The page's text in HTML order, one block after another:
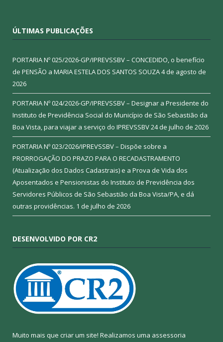
ÚLTIMAS PUBLICAÇÕES
PORTARIA Nº 025/2026-GP/IPREVSSBV – CONCEDIDO, o benefício
de PENSÃO a MARIA ESTELA DOS SANTOS SOUZA4 de agosto de
2026
PORTARIA Nº 024/2026-GP/IPREVSSBV – Designar a Presidente do
Instituto de Previdência Social do Município de São Sebastião da
Boa Vista, para viajar a serviço do IPREVSSBV24 de julho de 2026
PORTARIA Nº 023/2026/IPREVSSBV – Dispõe sobre a
PRORROGAÇÃO DO PRAZO PARA O RECADASTRAMENTO
(Atualização dos Dados Cadastrais) e a Prova de Vida dos
Aposentados e Pensionistas do Instituto de Previdência dos
Servidores Públicos de São Sebastião da Boa Vista/PA, e dá
outras providências. 1 de julho de 2026
DESENVOLVIDO POR CR2
Muito mais que criar um site! Realizamos uma assessoria